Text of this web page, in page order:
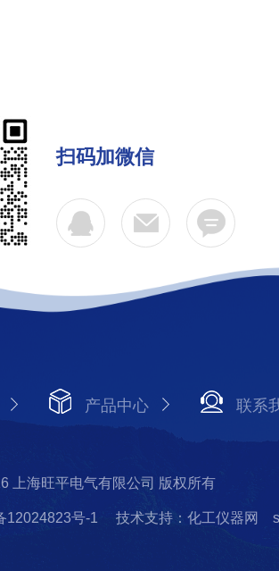
扫码加微信
产品中心 联系
上海旺平电气有限公司 版权所有
12024823号-1 技术支持：化工仪器网